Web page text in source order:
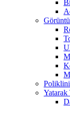
Yatarak